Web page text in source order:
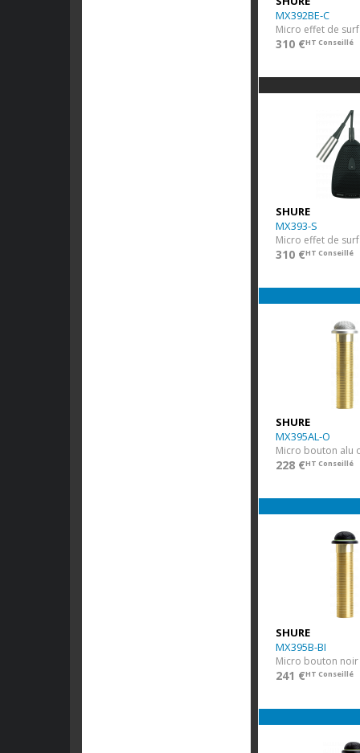
MX392BE-C
310 €HT Conseillé
SHURE
MX393-S
310 €HT Conseillé
SHURE
MX395AL-O
Micro bouton alu
228 €HT Conseillé
SHURE
MX395B-BI
241 €HT Conseillé